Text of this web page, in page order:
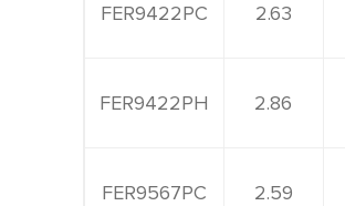
FER9422PC 2.63
FER9422PH 2.86
FER9567PC 2.59